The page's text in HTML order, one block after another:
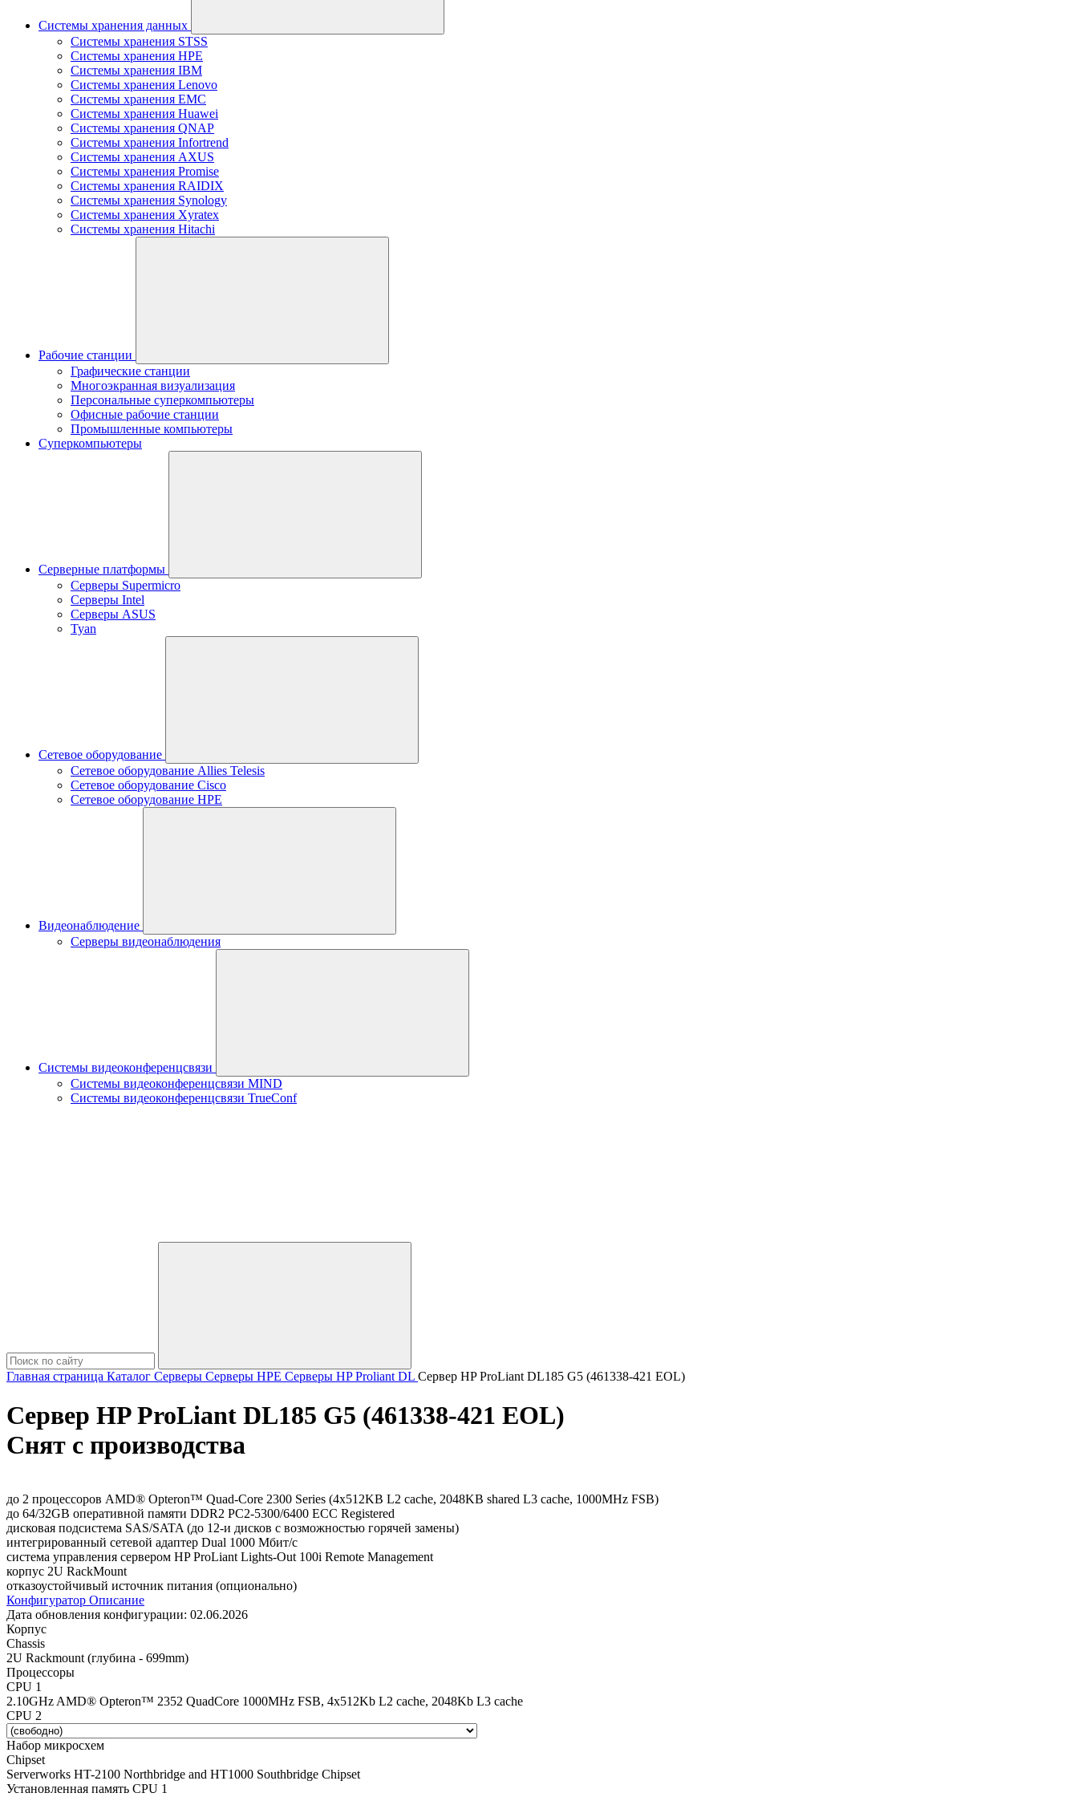
Системы хранения данных
Системы хранения STSS
Системы хранения HPE
Системы хранения IBM
Системы хранения Lenovo
Системы хранения EMC
Системы хранения Huawei
Системы хранения QNAP
Системы хранения Infortrend
Системы хранения AXUS
Системы хранения Promise
Системы хранения RAIDIX
Системы хранения Synology
Системы хранения Xyratex
Системы хранения Hitachi
Рабочие станции
Графические станции
Многоэкранная визуализация
Персональные суперкомпьютеры
Офисные рабочие станции
Промышленные компьютеры
Суперкомпьютеры
Серверные платформы
Серверы Supermicro
Серверы Intel
Серверы ASUS
Tyan
Сетевое оборудование
Сетевое оборудование Allies Telesis
Сетевое оборудование Cisco
Сетевое оборудование HPE
Видеонаблюдение
Серверы видеонаблюдения
Системы видеоконференцсвязи
Системы видеоконференцсвязи MIND
Системы видеоконференцсвязи TrueConf
Главная страница Каталог Серверы Серверы HPE Серверы HP Proliant DL Сервер HP ProLiant DL185 G5 (461338-421 EOL)
Сервер HP ProLiant DL185 G5 (461338-421 EOL)
Снят с производства
до 2 процессоров AMD® Opteron™ Quad-Core 2300 Series (4x512KB L2 cache, 2048KB shared L3 cache, 1000MHz FSB)
до 64/32GB оперативной памяти DDR2 PC2-5300/6400 ECC Registered
дисковая подсистема SAS/SATA (до 12-и дисков с возможностью горячей замены)
интегрированный сетевой адаптер Dual 1000 Мбит/с
система управления сервером HP ProLiant Lights-Out 100i Remote Management
корпус 2U RackMount
отказоустойчивый источник питания (опционально)
Конфигуратор Описание
Дата обновления конфигурации: 02.06.2026
Корпус
Chassis
2U Rackmount (глубина - 699mm)
Процессоры
CPU 1
2.10GHz AMD® Opteron™ 2352 QuadCore 1000MHz FSB, 4x512Kb L2 cache, 2048Kb L3 cache
CPU 2
Набор микросхем
Chipset
Serverworks HT-2100 Northbridge and HT1000 Southbridge Chipset
Установленная память CPU 1